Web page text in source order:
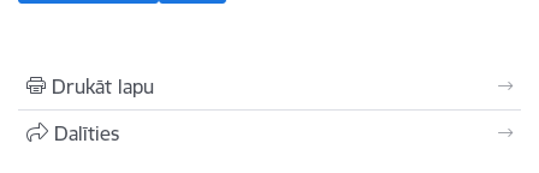
Drukāt lapu
Dalīties